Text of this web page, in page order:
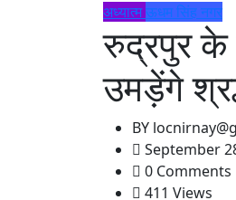
अध्यात्मऊधम सिंह नगर
रुद्रपुर के
उमड़ेंगे
BY
September
0 Comments
411 Views